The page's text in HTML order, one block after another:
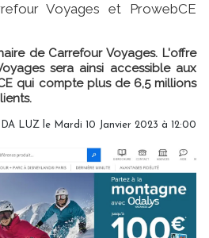
Voyages et ProwebCE
de Carrefour Voyages. L'offre
sera ainsi accessible aux
qui compte plus de 6,5 millions
DA LUZ le Mardi 10 Janvier 2023 à 12:00